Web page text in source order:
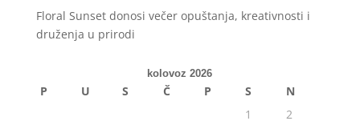
Floral Sunset donosi večer opuštanja, kreativnosti i
druženja u prirodi
kolovoz 2026
P U S Č P S
N
1
2